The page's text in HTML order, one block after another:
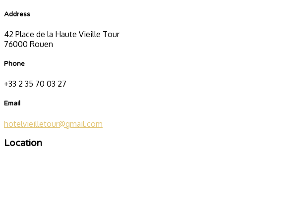
Address
42 Place de la Haute Vieille Tour
76000 Rouen
Phone
+33 2 35 70 03 27
Email
hotelvieilletour@gmail.com
Location